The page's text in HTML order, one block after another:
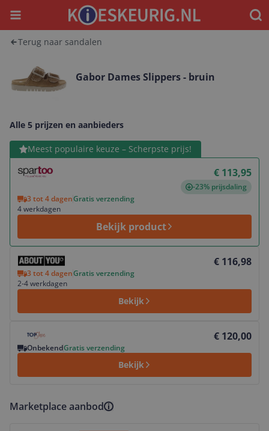
Menu
Terug naar sandalen
Gabor Dames Slippers - bruin
Alle 5 prijzen en aanbieders
Meest populaire keuze – Scherpste prijs!
€ 113,95
-23% prijsdaling
3 tot 4 dagenGratis verzending
4 werkdagen
Bekijk product
Bekijk product
€ 116,98
3 tot 4 dagenGratis verzending
2-4 werkdagen
Bekijk
Bekijk product
€ 120,00
OnbekendGratis verzending
Bekijk
Marketplace aanbod